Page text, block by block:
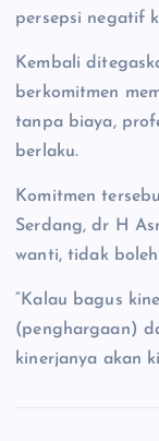
persepsi negatif
Kembali
berkomitmen
tanpa biaya,
berlaku.
Komitmen
Serdang, dr H
wanti, tidak
“Kalau bagus
(penghargaan)
kinerjanya akan